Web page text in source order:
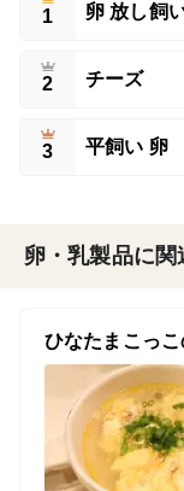
1 卵 放し飼
2 チーズ
3 平飼い 卵
卵・乳製品に
ひなたまこっこ